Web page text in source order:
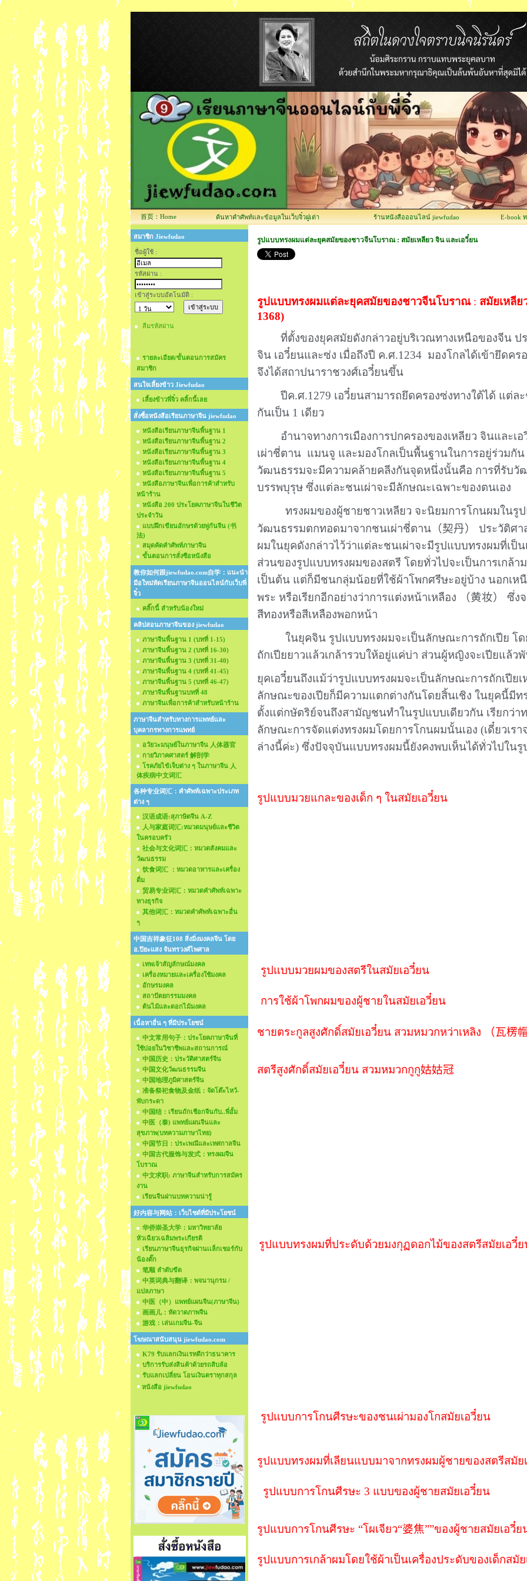
首页：Home ค้นหาคำศัพท์และข้อมูลในเว็บจิ๋วฝูเต่า ร้านหนังสือออนไลน์ jiewfudao E-book
สมาชิก Jiewfudao
ชื่อผู้ใช้ :
รหัสผ่าน :
เข้าสู่ระบบอัตโนมัติ :
ลืมรหัสผ่าน
รายละเอียด/ขั้นตอนการสมัคร
สมาชิก
สนใจเลี้ยงข้าว Jiewfudao
เลี้ยงข้าวพี่จิ๋ว คลิ้กนี้เลย
สั่งซื้อหนังสือเรียนภาษาจีน jiewfudao
หนังสือเรียนภาษาจีนพื้นฐาน 1
หนังสือเรียนภาษาจีนพื้นฐาน 2
หนังสือเรียนภาษาจีนพื้นฐาน 3
หนังสือเรียนภาษาจีนพื้นฐาน 4
หนังสือเรียนภาษาจีนพื้นฐาน 5
หนังสือภาษาจีนเพื่อการค้าสำหรับ
หน้าร้าน
หนังสือ 200 ประโยคภาษาจีนในชีวิต
ประจำวัน
แบบฝึกเขียนอักษรด้วยพู่กันจีน (书
法)
สมุดคัดคำศัพท์ภาษาจีน
ขั้นตอนการสั่งซือหนังสือ
教你如何跟jiewfudao.com自学：แนะนำ
มือใหม่หัดเรียนภาษาจีนออนไลน์กับเว็บพี่
จิ๋ว
คลิ๊กนี้ สำหรับน้องใหม่
คลิปสอนภาษาจีนของ jiewfudao
ภาษาจีนพื้นฐาน 1 (บทที่ 1-15)
ภาษาจีนพื้นฐาน 2 (บทที่ 16-30)
ภาษาจีนพื้นฐาน 3 (บทที่ 31-40)
ภาษาจีนพื้นฐาน 4 (บทที่ 41-45)
ภาษาจีนพื้นฐาน 5 (บทที่ 46-47)
ภาษาจีนพื้นฐานบทที่ 48
ภาษาจีนเพื่อการค้าสำหรับหน้าร้าน
ภาษาจีนสำหรับทางการแพทย์และ
บุคลากรทางการแพทย์
อวัยวะมนุษย์ในภาษาจีน 人体器官
กายวิภาคศาสตร์ 解剖学
โรคภัยไข้เจ็บต่าง ๆ ในภาษาจีน 人
体疾病中文词汇
各种专业词汇：คำศัพท์เฉพาะประเภท
ต่าง ๆ
汉语成语:สุภาษิตจีน A-Z
人与家庭词汇:หมวดมนุษย์และชีวิต
ในครอบครัว
社会与文化词汇：หมวดสังคมและ
วัฒนธรรม
饮食词汇 ：หมวดอาหารและเครื่อง
ดื่ม
贸易专业词汇：หมวดคำศัพท์เฉพาะ
ทางธุรกิจ
其他词汇：หมวดคำศัพท์เฉพาะอื่น
ๆ
中国吉祥象征108 สิ่งมิ่งมงคลจีน โดย
อ.ปิยะแสง จันทรวงศ์ไพศาล
เทพเจ้าสัญลักษณ์มงคล
เครื่องหมายและเครื่องใช้มงคล
อักษรมงคล
สถาปัตยกรรมมงคล
ต้นไม้และดอกไม้มงคล
เนื้อหาอื่น ๆ ที่มีประโยชน์
中文常用句子：ประโยคภาษาจีนที่
ใช้บ่อยในวิชาชีพและสถานการณ์
中国历史：ประวัติศาสตร์จีน
中国文化วัฒนธรรมจีน
中国地理ภูมิศาสตร์จีน
准备祭祀食物及金纸：จัดโต๊ะไหว้-
พับกระดา
中国结：เรียนถักเชือกจีนกับ..พี่อั้ม
中医（泰) แพทย์แผนจีนและ
สุขภาพ(บทความภาษาไทย)
中国节日：ประเพณีและเทศกาลจีน
中国古代服饰与发式：ทรงผมจีน
โบราณ
中文求职: ภาษาจีนสำหรับการสมัคร
งาน
เรียนจีนผ่านบทความน่ารู้
好内容与网站：เว็บไซด์ที่มีประโยชน์
华侨崇圣大学：มหาวิทยาลัย
หัวเฉียวเฉลิมพระเกียรติ
เรียนภาษาจีนธุรกิจผ่านเเล็กเชอร์กับ
น้องตั๊ก
笔顺 ลำดับขีด
中英词典与翻译：พจนานุกรม /
แปลภาษา
中医（中）แพทย์แผนจีน(ภาษาจีน)
画画儿：หัดวาดภาพจีน
游戏：เล่นเกมจีน-จีน
โฆษณาสนับสนุน jiewfudao.com
K79 รับแลกเงินเรทดีกว่าธนาคาร
บริการรับส่งสินค้าด้วยรถสิบล้อ
รับแลกเปลี่ยน โอนเงินตราทุกสกุล
หนังสือ jiewfudao
รูปแบบทรงผมแต่ละยุคสมัยของชาวจีนโบราณ : สมัยเหลียว จิน และเอวี๋ยน
รูปแบบทรงผมแต่ละยุคสมัยของชาวจีนโบราณ: สมัยเหลี
1368)
ที่ตั้งของยุคสมัยดังกล่าวอยู่บริเวณทางเหนือของจีน ป
จิน เอวี๋ยนและซ่ง เมื่อถึงปี ค.ศ.1234 มองโกลได้เข้ายึดค
จึงได้สถาปนาราชวงศ์เอวี๋ยนขึ้น
ปีค.ศ.1279 เอวี๋ยนสามารถยึดครองซ่งทางใต้ได้ แต่ล
กันเป็น 1 เดียว
อำนาจทางการเมืองการปกครองของเหลียว จินและ
เผ่าชี่ตาน แมนจู และมองโกลเป็นพื้นฐานในการอยู่ร่วมกั
วัฒนธรรมจะมีความคล้ายคลีงกันจุดหนึ่งนั้นคือ การที่รับวั
บรรพบุรุษ ซึ่งแต่ละชนเผ่าจะมีลักษณะเฉพาะของตนเอง
ทรงผมของผู้ชายชาวเหลียว จะนิยมการโกนผมในรู
วัฒนธรรมตกทอดมาจากชนเผ่าชี่ตาน （契丹）
ประวัติศา
ผมในยุคดังกล่าวไว้ว่าแต่ละชนเผ่าจะมีรูปแบบทรงผมที่เป็
ส่วนของรูปแบบทรงผมของสตรี โดยทั่วไปจะเป็นการเกล้า
เป็นต้น แต่ก็มีชนกลุ่มน้อยที่ใช้ผ้าโพกศรีษะอยู่บ้าง นอกเห
พระ หรือเรียกอีกอย่างว่าการแต่งหน้าเหลือง
（黄妆）
ซึ่ง
สีทองหรือสีเหลืองพอกหน้า
ในยุคจิน รูปแบบทรงผมจะเป็นลักษณะการถักเปีย โ
ถักเปียยาวแล้วเกล้ารวบให้อยู่แค่บ่า ส่วนผู้หญิงจะเปียแล้ว
ยุคเอวี๋ยนถึงแม้ว่ารูปแบบทรงผมจะเป็นลักษณะการถักเปี
ลักษณะของเปียก็มีความแตกต่างกันโดยสิ้นเชิง ในยุคนี้มีท
ตั้งแต่กษัตริย์จนถึงสามัญชนทำในรูปแบบเดียวกัน เรียกว่าท
ลักษณะการจัดแต่งทรงผมโดยการโกนผมนั้นเอง (เดี๋ยวเร
ล่างนี้ค่ะ) ซึ่งปัจจุบันแบบทรงผมนี้ยังคงพบเห็นได้ทั่วไปใน
รูปแบบมวยแกละของเด็ก ๆ ในสมัยเอวี๋ยน
รูปแบบมวยผมของสตรีในสมัยเอวี๋ยน
การใช้ผ้าโพกผมของผู้ชายในสมัยเอวี๋ยน
ชายตระกูลสูงศักดิ์สมัยเอวี๋ยน สวมหมวกหว่าเหลิง （瓦楞
สตรีสูงศักดิ์สมัยเอวี๋ยน สวมหมวกกูกู姑姑冠
รูปแบบทรงผมที่ประดับด้วยมงกุฏดอกไม้ของสตรีสมัยเอวี๋
รูปแบบการโกนศีรษะของชนเผ่ามองโกสมัยเอวี๋ยน
รูปแบบทรงผมที่เลียนแบบมาจากทรงผมผู้ชายของสตรีสมัย
รูปแบบการโกนศีรษะ 3 แบบของผู้ชายสมัยเอวี๋ยน
รูปแบบการโกนศีรษะ “โผเจียว“婆焦””ของผู้ชายสมัยเอวี๋ย
รูปแบบการเกล้าผมโดยใช้ผ้าเป็นเครื่องประดับของเด็กสมั